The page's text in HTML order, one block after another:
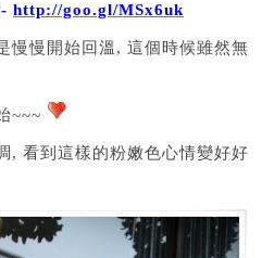
http://goo.gl/MSx6uk
慢慢開始回溫, 這個時候雖然無
~~~
, 看到這樣的粉嫩色心情變好好